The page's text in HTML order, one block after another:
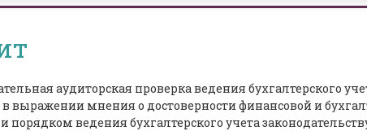
аудиторская проверка ведения бухгалтерского
выражении мнения о достоверности финансовой и
порядком ведения бухгалтерского учета